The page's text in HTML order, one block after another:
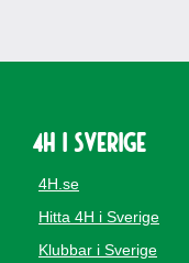
4H i Sverige
4H.se
Hitta 4H i Sverige
Klubbar i Sverige